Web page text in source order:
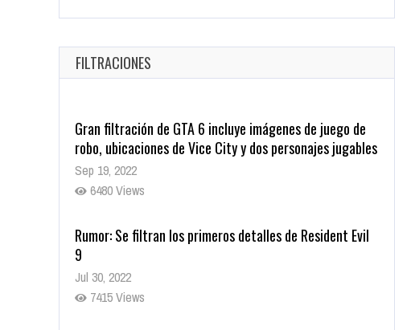
Revive el terror: El conjuro 4: Últimos ritos ya está
Oct 20, 2025
1377 Views
FILTRACIONES
Gran filtración de GTA 6 incluye imágenes de juego de
robo, ubicaciones de Vice City y dos personajes jugables
Sep 19, 2022
6480 Views
Rumor: Se filtran los primeros detalles de Resident Evil
9
Jul 30, 2022
7415 Views